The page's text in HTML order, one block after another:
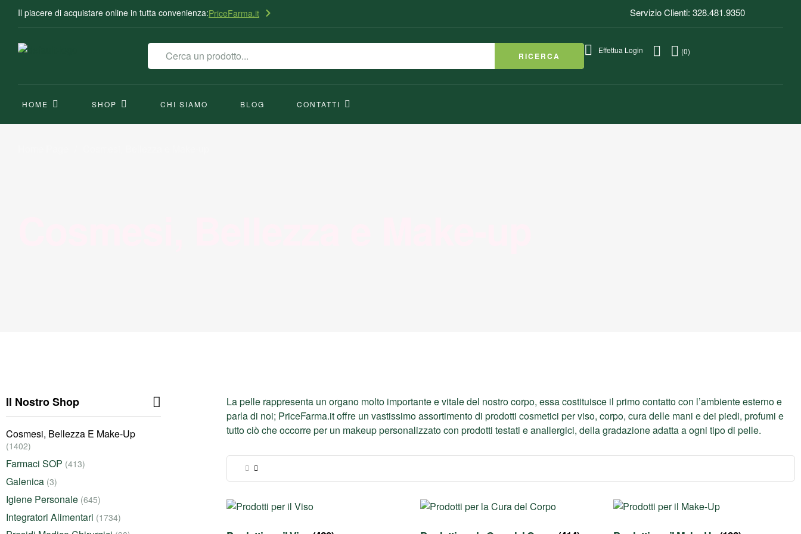
Il piacere di acquistare online in tutta convenienza:PriceFarma.it Servizio Clienti: 328.481.9350
RICERCA
Effettua Login (0)
HOME SHOP CHI SIAMO BLOG CONTATTI
La pelle rappresenta un organo molto importante e vitale del nostro corpo, essa costituisce il primo contatto con l’ambiente esterno e
parla di noi; PriceFarma.it offre un vastissimo assortimento di prodotti cosmetici per viso, corpo, cura delle mani e dei piedi, profumi e
tutto ciò che occorre per un makeup personalizzato con prodotti testati e anallergici, della gradazione adatta a ogni tipo di pelle.
Il Nostro Shop
Cosmesi, Bellezza E Make-Up
(1402)
Farmaci SOP (413)
Galenica (3)
Igiene Personale (645)
Integratori Alimentari (1734)